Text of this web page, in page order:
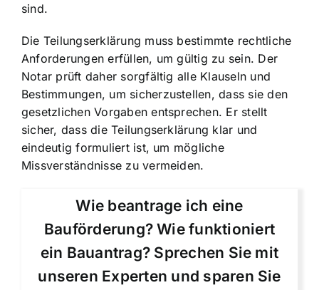
sind.
Die Teilungserklärung muss bestimmte rechtliche
Anforderungen erfüllen, um gültig zu sein. Der
Notar prüft daher sorgfältig alle Klauseln und
Bestimmungen, um sicherzustellen, dass sie den
gesetzlichen Vorgaben entsprechen. Er stellt
sicher, dass die Teilungserklärung klar und
eindeutig formuliert ist, um mögliche
Missverständnisse zu vermeiden.
Wie beantrage ich eine
Bauförderung? Wie funktioniert
ein Bauantrag? Sprechen Sie mit
unseren Experten und sparen Sie